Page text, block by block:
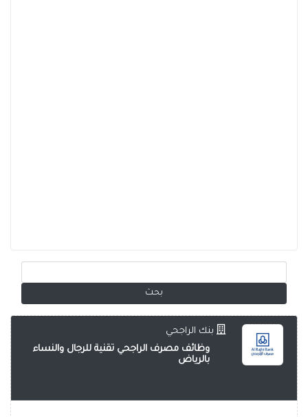
بنك الراجحي
وظائف مصرف الراجحي تقنية للرجال والنساء
بالرياض